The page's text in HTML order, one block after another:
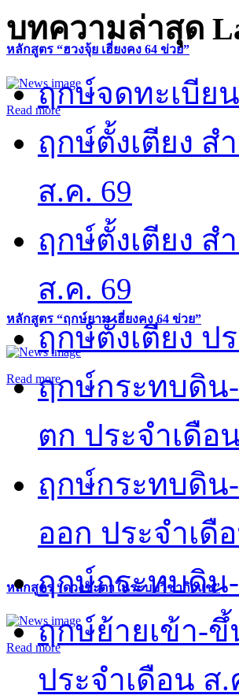
หลักสูตร “ฮวงจุ้ย เฮี่ยงคง 64 ข่วย”
Read more
หลักสูตร “ฤกษ์ยาม เฮี่ยงคง 64 ข่วย”
Read more
หลักสูตร “ดวงชะตาในระบบวิชากิวแช”
Read more
บทความล่าสุด
ฤกษ์จดทะเบีย
ฤกษ์ตั้งเตียง ส
ส.ค. 69
ฤกษ์ตั้งเตียง ส
ส.ค. 69
ฤกษ์ตั้งเตียง ป
ฤกษ์กระทบดิน
ตก ประจำเดือ
ฤกษ์กระทบดิน
ออก ประจำเดื
ฤกษ์กระทบดิน
ฤกษ์ย้ายเข้า-
ประจำเดือน ส.